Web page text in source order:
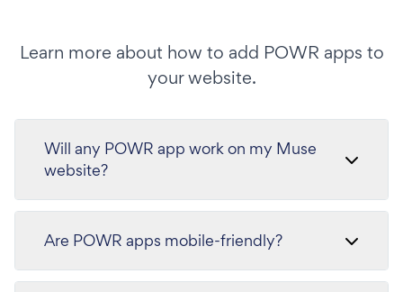
Learn more about how to add POWR apps to
your website.
Will any POWR app work on my Muse
website?
Are POWR apps mobile-friendly?